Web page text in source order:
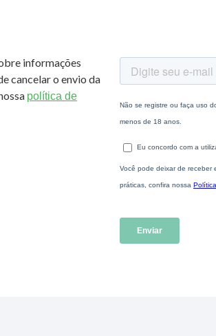
informações
cancelar o envio da
política de